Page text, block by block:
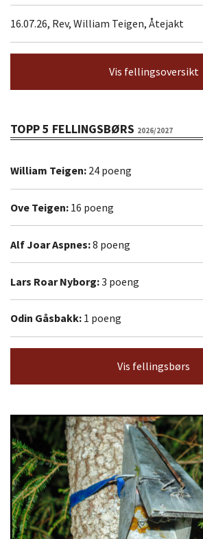
16.07.26, Rev, William Teigen, Åtejakt
Vis fellingsoversikt
TOPP 5 FELLINGSBØRS 2026/2027
William Teigen: 24 poeng
Ove Teigen: 16 poeng
Alf Joar Aspnes:8 poeng
Lars Roar Nyborg:3 poeng
Odin Gåsbakk: 1 poeng
Vis fellingsbørs